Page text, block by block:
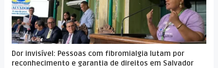
Dor invisível: Pessoas com fibromialgia lutam por
reconhecimento e garantia de direitos em Salvador